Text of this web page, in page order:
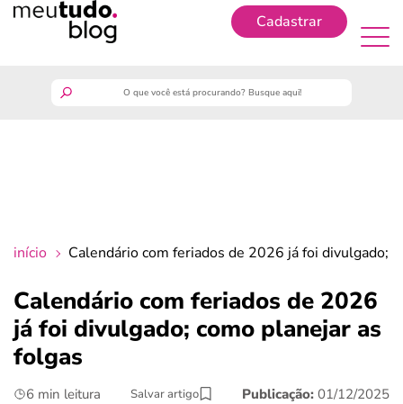
Cadastrar
crédito fácil
últimas notícias
início Calendário com feriados de 2026 já foi divulgado;
Calendário com feriados de 2026
já foi divulgado; como planejar as
folgas
6 min leitura Salvar artigo Publicação: 01/12/2025